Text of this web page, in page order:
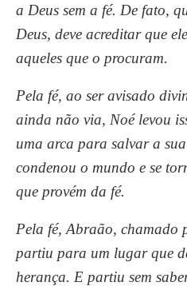
a Deus sem a fé. De fato,
Deus, deve acreditar que
aqueles que o procuram.
Pela fé, ao ser avisado
ainda não via, Noé levou
uma arca para salvar a
condenou o mundo e se
que provém da fé.
Pela fé, Abraão, chamado
partiu para um lugar que
herança. E partiu sem